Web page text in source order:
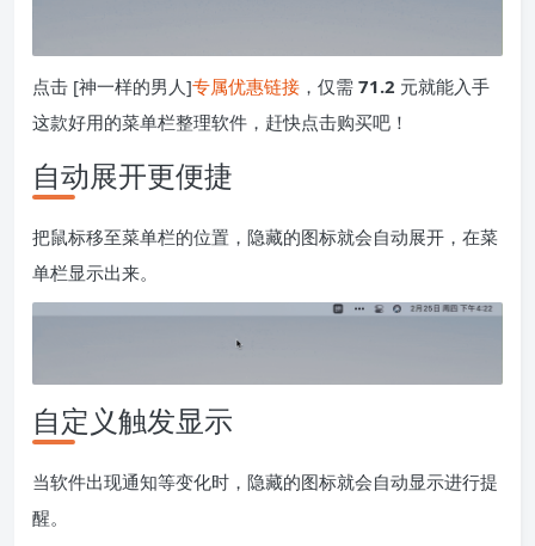
点击 [神一样的男人]专属优惠链接 ，仅需 71.2 元就能入手
这款好用的菜单栏整理软件，赶快点击购买吧！
自动展开更便捷
把鼠标移至菜单栏的位置，隐藏的图标就会自动展开，在菜
单栏显示出来。
自定义触发显示
当软件出现通知等变化时，隐藏的图标就会自动显示进行提
醒。